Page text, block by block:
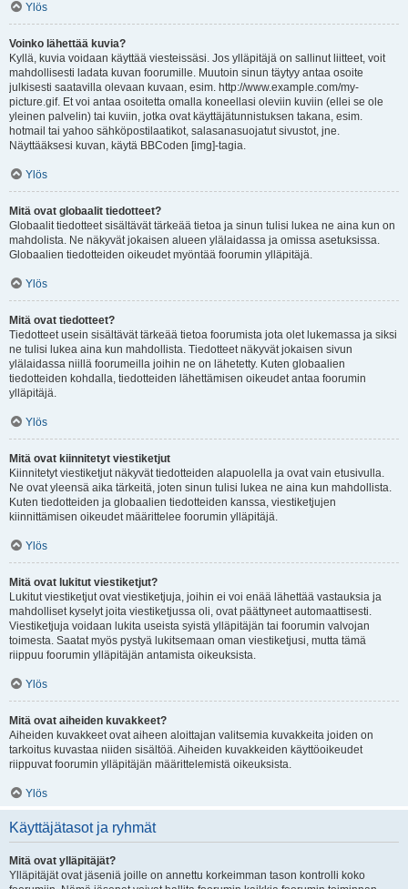
Ylös
Voinko lähettää kuvia?
Kyllä, kuvia voidaan käyttää viesteissäsi. Jos ylläpitäjä on sallinut liitteet, voit
mahdollisesti ladata kuvan foorumille. Muutoin sinun täytyy antaa osoite
julkisesti saatavilla olevaan kuvaan, esim. http://www.example.com/my-
picture.gif. Et voi antaa osoitetta omalla koneellasi oleviin kuviin (ellei se ole
yleinen palvelin) tai kuviin, jotka ovat käyttäjätunnistuksen takana, esim.
hotmail tai yahoo sähköpostilaatikot, salasanasuojatut sivustot, jne.
Näyttääksesi kuvan, käytä BBCoden [img]-tagia.
Ylös
Mitä ovat globaalit tiedotteet?
Globaalit tiedotteet sisältävät tärkeää tietoa ja sinun tulisi lukea ne aina kun on
mahdolista. Ne näkyvät jokaisen alueen ylälaidassa ja omissa asetuksissa.
Globaalien tiedotteiden oikeudet myöntää foorumin ylläpitäjä.
Ylös
Mitä ovat tiedotteet?
Tiedotteet usein sisältävät tärkeää tietoa foorumista jota olet lukemassa ja siksi
ne tulisi lukea aina kun mahdollista. Tiedotteet näkyvät jokaisen sivun
ylälaidassa niillä foorumeilla joihin ne on lähetetty. Kuten globaalien
tiedotteiden kohdalla, tiedotteiden lähettämisen oikeudet antaa foorumin
ylläpitäjä.
Ylös
Mitä ovat kiinnitetyt viestiketjut
Kiinnitetyt viestiketjut näkyvät tiedotteiden alapuolella ja ovat vain etusivulla.
Ne ovat yleensä aika tärkeitä, joten sinun tulisi lukea ne aina kun mahdollista.
Kuten tiedotteiden ja globaalien tiedotteiden kanssa, viestiketjujen
kiinnittämisen oikeudet määrittelee foorumin ylläpitäjä.
Ylös
Mitä ovat lukitut viestiketjut?
Lukitut viestiketjut ovat viestiketjuja, joihin ei voi enää lähettää vastauksia ja
mahdolliset kyselyt joita viestiketjussa oli, ovat päättyneet automaattisesti.
Viestiketjuja voidaan lukita useista syistä ylläpitäjän tai foorumin valvojan
toimesta. Saatat myös pystyä lukitsemaan oman viestiketjusi, mutta tämä
riippuu foorumin ylläpitäjän antamista oikeuksista.
Ylös
Mitä ovat aiheiden kuvakkeet?
Aiheiden kuvakkeet ovat aiheen aloittajan valitsemia kuvakkeita joiden on
tarkoitus kuvastaa niiden sisältöä. Aiheiden kuvakkeiden käyttöoikeudet
riippuvat foorumin ylläpitäjän määrittelemistä oikeuksista.
Ylös
Käyttäjätasot ja ryhmät
Mitä ovat ylläpitäjät?
Ylläpitäjät ovat jäseniä joille on annettu korkeimman tason kontrolli koko